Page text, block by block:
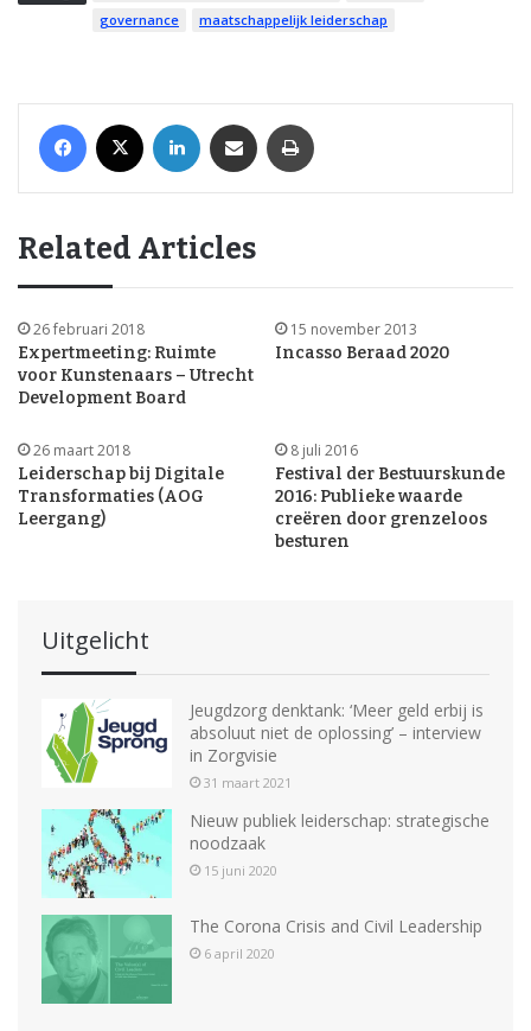
governance
maatschappelijk leiderschap
Related Articles
26 februari 2018
Expertmeeting: Ruimte
voor Kunstenaars – Utrecht
Development Board
15 november 2013
Incasso Beraad 2020
26 maart 2018
Leiderschap bij Digitale
Transformaties (AOG
Leergang)
8 juli 2016
Festival der Bestuurskunde
2016: Publieke waarde
creëren door grenzeloos
besturen
Uitgelicht
Jeugdzorg denktank: ‘Meer geld erbij is
absoluut niet de oplossing’ – interview
in Zorgvisie
31 maart 2021
Nieuw publiek leiderschap: strategische
noodzaak
15 juni 2020
The Corona Crisis and Civil Leadership
6 april 2020